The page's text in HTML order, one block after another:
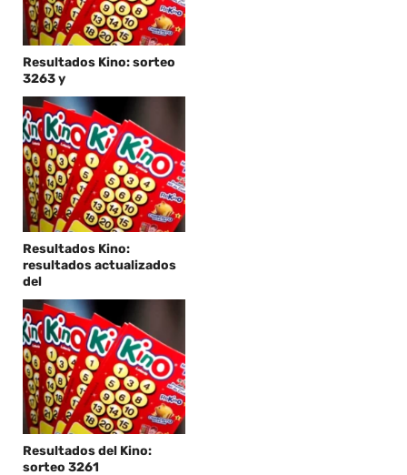
Resultados Kino: sorteo
3263 y
Resultados Kino:
resultados actualizados
del
Resultados del Kino:
sorteo 3261